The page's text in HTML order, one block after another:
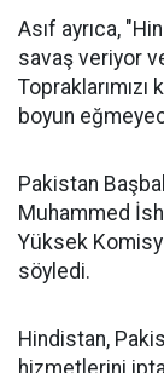
Asıf ayrıca,
savaş veriyor
boyun
Pakistan
Muhammed
Yüksek
söyledi.
Hindistan,